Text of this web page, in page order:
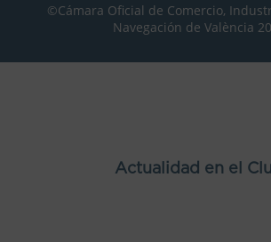
©Cámara Oficial de Comercio,
Navegación de València
Actualidad en el